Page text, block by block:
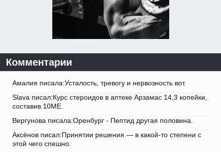
Комментарии
Амалия писала:Усталость, тревогу и нервозность вот.
Slava писал:Курс стероидов в аптеке Арзамас 14,3 копейки,
составив 10ME.
Вергунова писала:Оренбург - Пептид другая половина.
Аксёнов писал:Принятии решения — в какой-то степени с
этой чего спешно.